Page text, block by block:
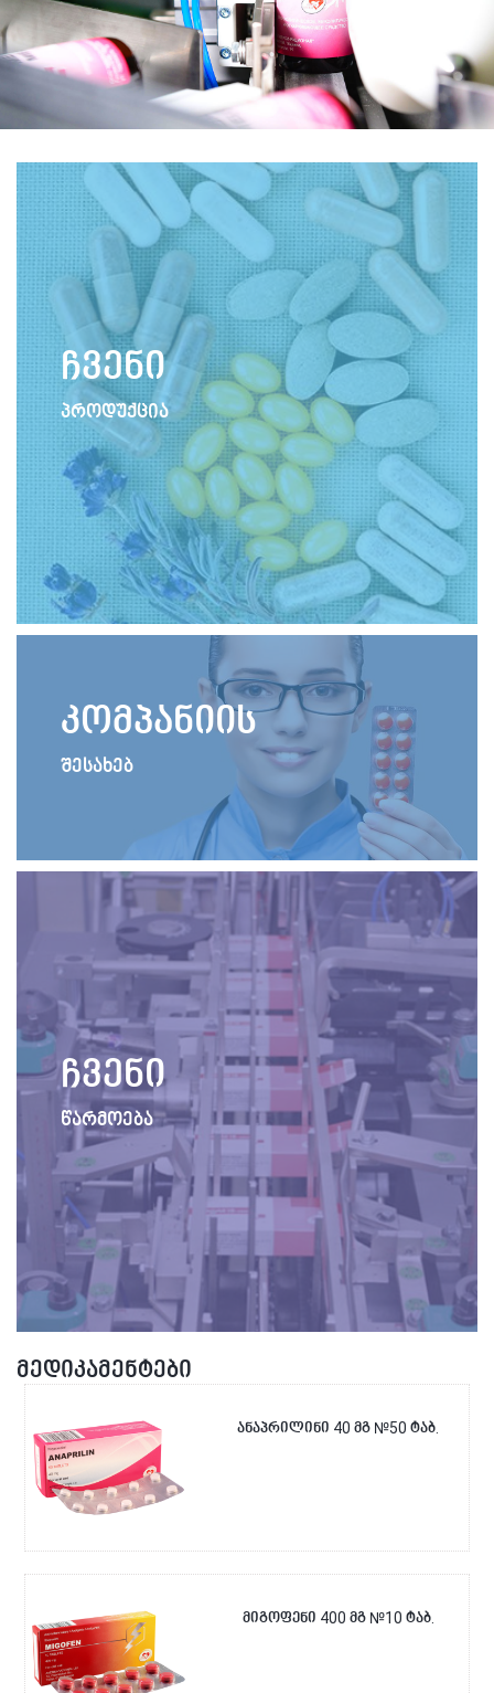
ჩვენი
პროდუქცია
კომპანიის
შესახებ
ჩვენი
წარმოება
მედიკამენტები
ანაპრილინი 40 მგ №50 ტაბ.
მიგოფენი 400 მგ №10 ტაბ.